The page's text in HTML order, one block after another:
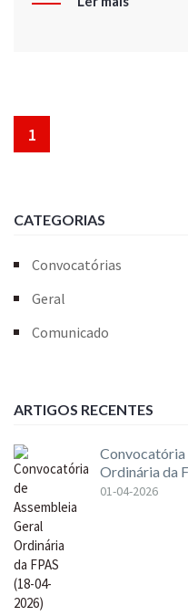
1
CATEGORIAS
Convocatórias
Geral
Comunicado
ARTIGOS RECENTES
Convocatória
Ordinária da
01-04-2026